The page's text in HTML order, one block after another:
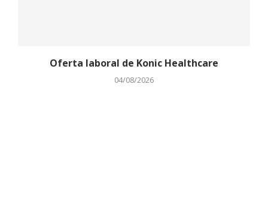
Oferta laboral de Konic Healthcare
04/08/2026